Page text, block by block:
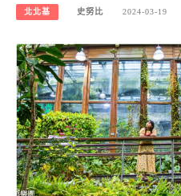
北北基 史努比 2024-03-19